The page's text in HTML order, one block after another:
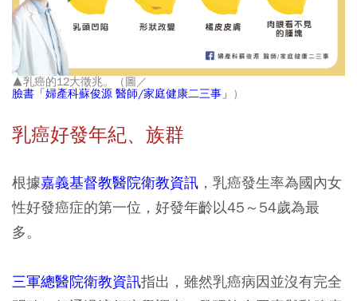
▲乳癌的12大徵兆。（圖／
臉書「婦產科蘇俊源 醫師/家庭健康二三事」 ）
乳癌好發年紀、族群
根據嘉義基督教醫院衛教資訊 ，乳癌發生率為國內女
性好發癌症的第一位，好發年齡以45～54歲為最
多。
三軍總醫院衛教資訊指出，雖然乳癌病因並沒有完全